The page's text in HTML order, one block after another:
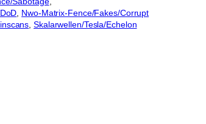
, Nwo-Matrix-Fence/Fakes/Corrupt
, Skalarwellen/Tesla/Echelon